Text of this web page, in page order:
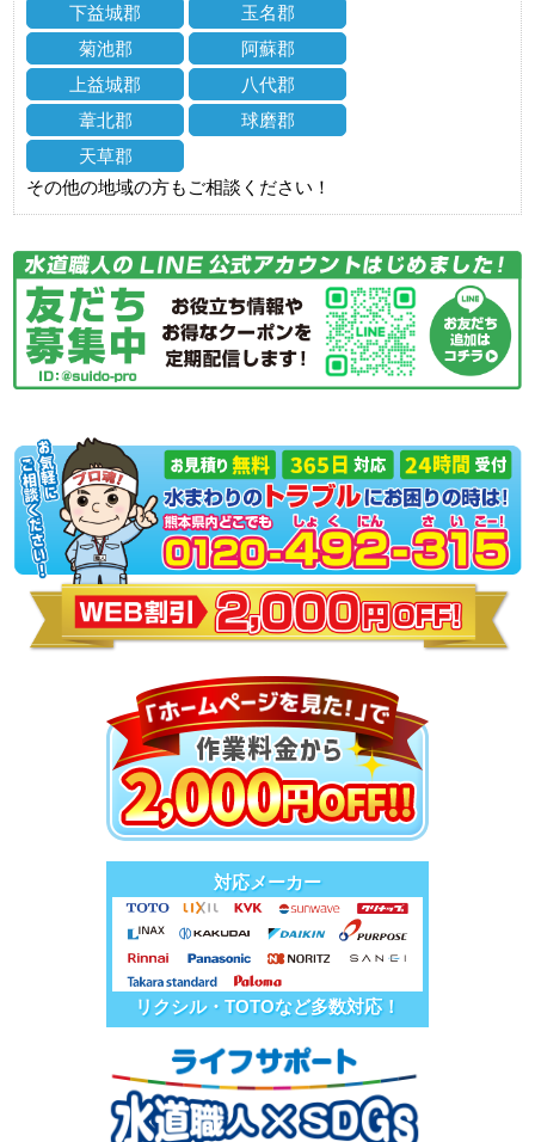
下益城郡
玉名郡
菊池郡
阿蘇郡
上益城郡
八代郡
葦北郡
球磨郡
天草郡
その他の地域の方もご相談ください！
対応メーカー
リクシル・TOTOなど多数対応！